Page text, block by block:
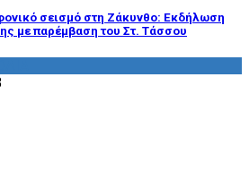
σεισμό στη Ζάκυνθο: Εκδήλωση
με παρέμβαση του Στ. Τάσσου